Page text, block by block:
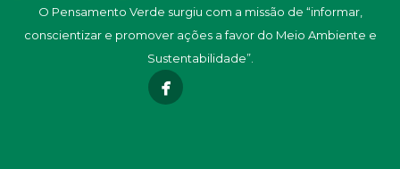
O Pensamento Verde surgiu com a missão de “informar,
conscientizar e promover ações a favor do Meio Ambiente e
Sustentabilidade”.